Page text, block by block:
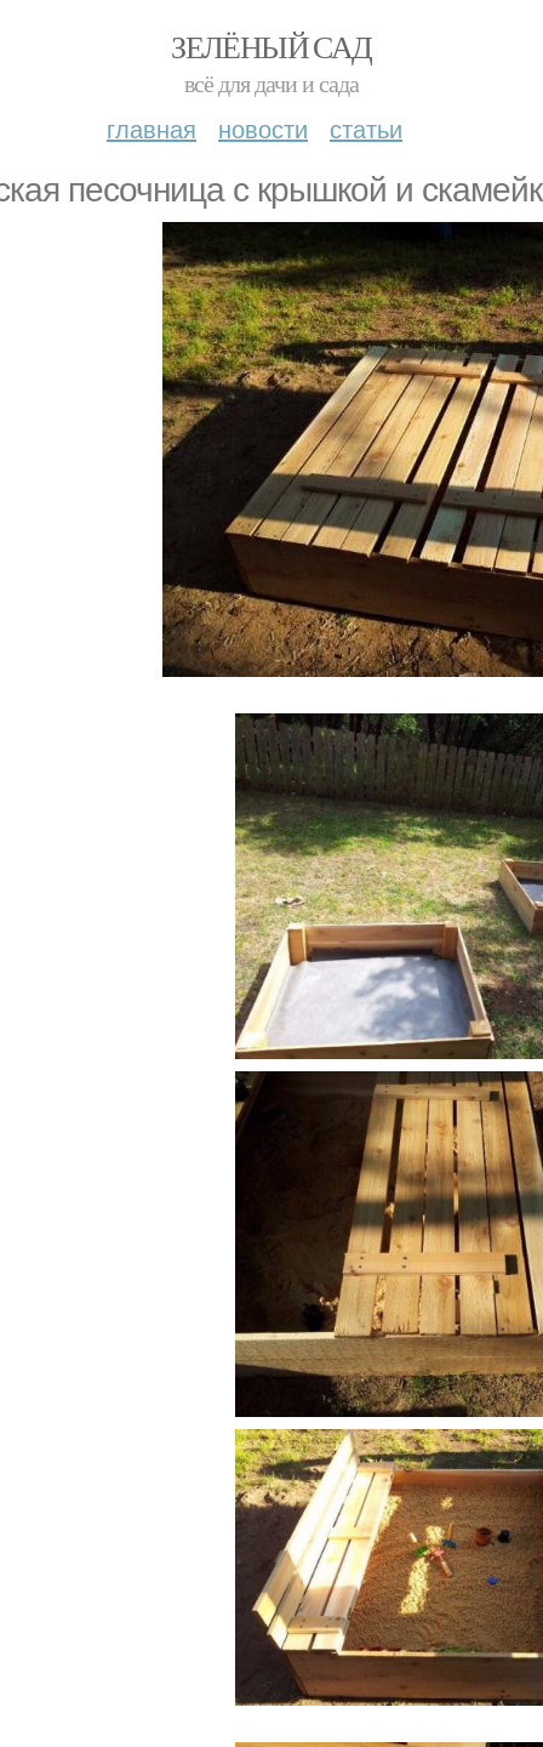
ЗЕЛЁНЫЙ САД
всё для дачи и сада
главная новости статьи
песочница с крышкой и